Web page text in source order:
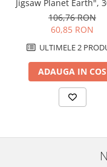
Jigsaw Planet Earth",
piese, Usborne
106,76 RON
60,85 RON
ULTIMELE 2
ADAUGA IN COS